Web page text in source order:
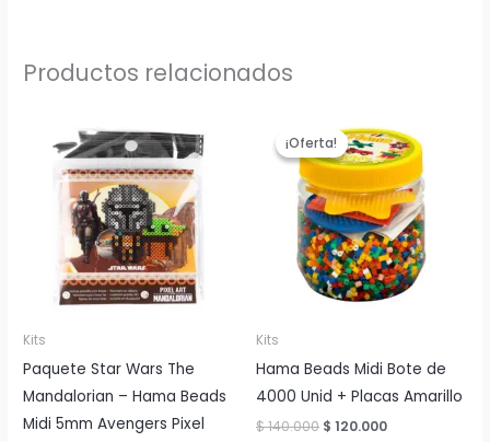
Productos relacionados
Kits
Paquete Star Wars The
Mandalorian – Hama Beads
Midi 5mm Avengers Pixel
¡Oferta!
¡Oferta!
Kits
Hama Beads Midi Bote de
4000 Unid + Placas Amarillo
$140.000 El
$ 120.000El